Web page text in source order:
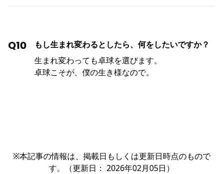
Q10
もし生まれ変わるとしたら、何をしたいですか？
生まれ変わっても卓球を選びます。
卓球こそが、僕の生き様なので。
※本記事の情報は、掲載日もしくは更新日時点のもので
す。（更新日： 2026年02月05日）